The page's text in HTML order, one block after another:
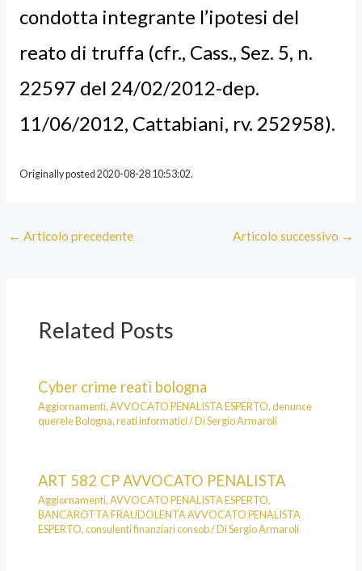
condotta integrante l’ipotesi del
reato di truffa (cfr., Cass., Sez. 5, n.
22597 del 24/02/2012-dep.
11/06/2012, Cattabiani, rv. 252958).
Originally posted 2020-08-28 10:53:02.
← Articolo precedente Articolo successivo →
Related Posts
Cyber crime reati bologna
Aggiornamenti,AVVOCATO PENALISTA ESPERTO,denunce
querele Bologna,reati informatici/ DiSergio Armaroli
ART 582 CP AVVOCATO PENALISTA
Aggiornamenti,AVVOCATO PENALISTA ESPERTO,
BANCAROTTA FRAUDOLENTA AVVOCATO PENALISTA
ESPERTO,consulenti finanziari consob/ DiSergio Armaroli